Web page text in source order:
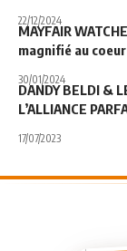
22/12/2024
MAYFAIR
magnifié au
30/01/2024
DANDY BELDI &
L’ALLIANCE
17/07/2023